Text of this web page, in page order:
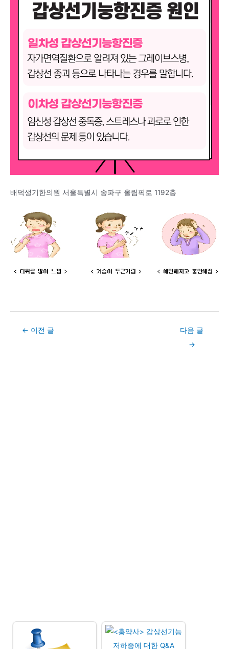
배덕생기한의원 서울특별시 송파구 올림픽로 1192층
Post← 이전 글
다음 글
→